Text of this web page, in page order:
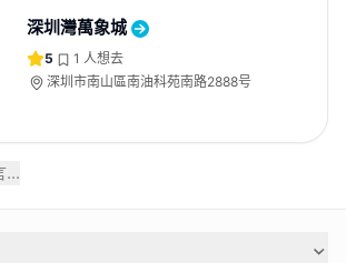
深圳灣萬象城
5 1 人想去
深圳市南山區南油科苑南路2888号
...